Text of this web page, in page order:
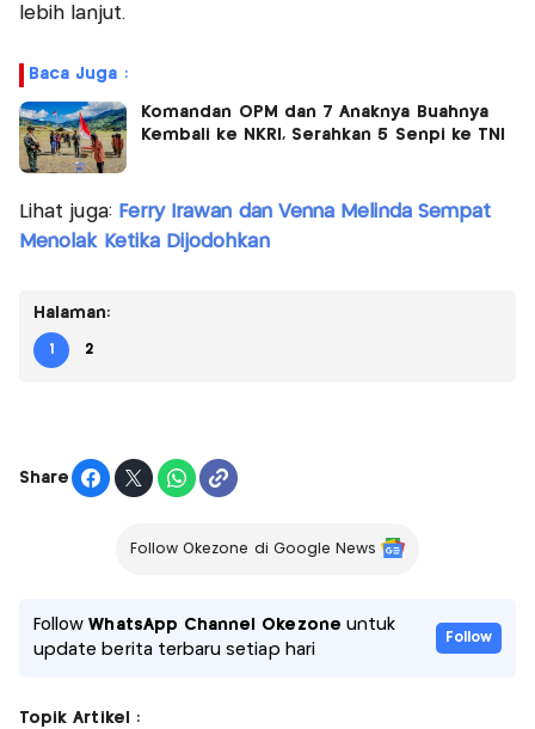
lebih lanjut.
Baca Juga :
Komandan OPM dan 7 Anaknya Buahnya
Kembali ke NKRI, Serahkan 5 Senpi ke TNI
Lihat juga: Ferry Irawan dan Venna Melinda Sempat
Menolak Ketika Dijodohkan
Halaman:
1 2
Share
Follow Okezone di Google News
FollowWhatsApp Channel Okezone untuk
update berita terbaru setiap hari
Follow
Topik Artikel :